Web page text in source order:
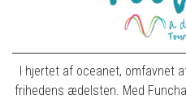
I hjertet af oceanet, omfavnet
frihedens ædelsten. Med